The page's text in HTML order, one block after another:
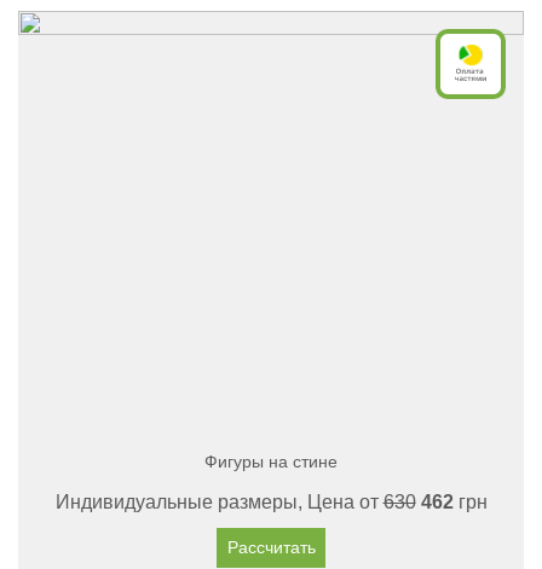
Фигуры на стине
Индивидуальные размеры, Цена от630 462грн
Рассчитать